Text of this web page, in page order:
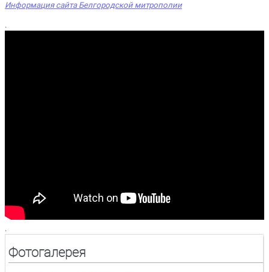
Информация сайта Белгородской митрополии
.
.
Фотогалерея